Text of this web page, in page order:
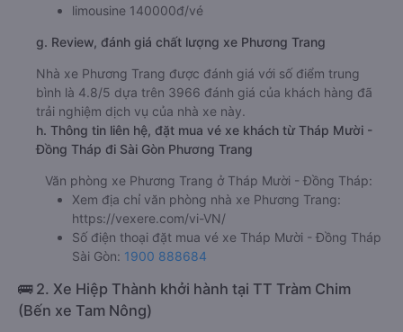
limousine 140000đ/vé
g. Review, đánh giá chất lượng xe Phương Trang
Nhà xe Phương Trang được đánh giá với số điểm trung
bình là 4.8/5 dựa trên 3966 đánh giá của khách hàng đã
trải nghiệm dịch vụ của nhà xe này.
h. Thông tin liên hệ, đặt mua vé xe khách từ Tháp Mười -
Đồng Tháp đi Sài Gòn Phương Trang
Văn phòng xe Phương Trang ở Tháp Mười - Đồng Tháp:
Xem địa chỉ văn phòng nhà xe Phương Trang:
https://vexere.com/vi-VN/
Số điện thoại đặt mua vé xe Tháp Mười - Đồng Tháp
Sài Gòn: 1900 888684
🚌 2. Xe Hiệp Thành khởi hành tại TT Tràm Chim
(Bến xe Tam Nông)